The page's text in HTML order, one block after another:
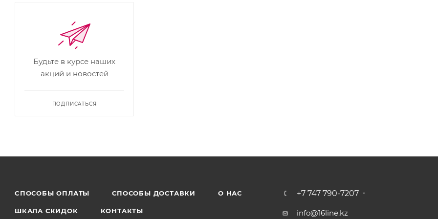
Будьте в курсе наших
акций и новостей
ПОДПИСАТЬСЯ
CПОСОБЫ ОПЛАТЫ СПОСОБЫ ДОСТАВКИ О НАС
ШКАЛА СКИДОК КОНТАКТЫ
+7 747 790-7207
info@16line.kz